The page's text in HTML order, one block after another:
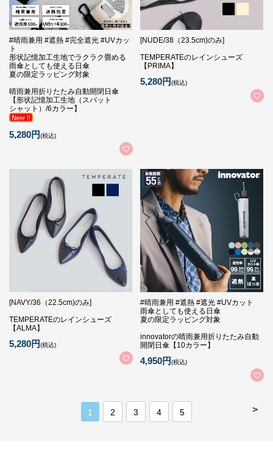
#晴雨兼用 #遮熱 #完全遮光 #UVカッ
ト
形状記憶加工生地でラクラク畳める
雨傘としても使える日傘
夏の限定ラッピング対象
晴雨兼用折りたたみ自動開閉日傘
【形状記憶加工生地（スパット
シャット）/6カラー】
5,280円(税込)
[NUDE/38（23.5cm)のみ]
TEMPERATEのレインシューズ
【PRIMA】
5,280円(税込)
[NAVY/36（22.5cm)のみ]
TEMPERATEのレインシューズ
【ALMA】
5,280円(税込)
#晴雨兼用 #遮熱 #遮光 #UVカット
雨傘としても使える日傘
夏の限定ラッピング対象
innovatorの晴雨兼用折りたたみ自動
開閉日傘【10カラー】
4,950円(税込)
>
1 2 3 4 5